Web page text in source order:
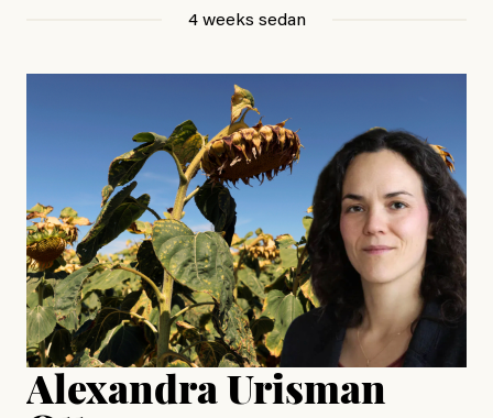
Jonas Lundström
Publicerad24 July, 2026
#23/2026
Jesper Lundby: ”Livet i sig
är ganska politiskt”
Jesper Lundby
Publicerad15 July, 2026
Uppdaterad15 July, 2026
4 weeks sedan
Alexandra Urisman